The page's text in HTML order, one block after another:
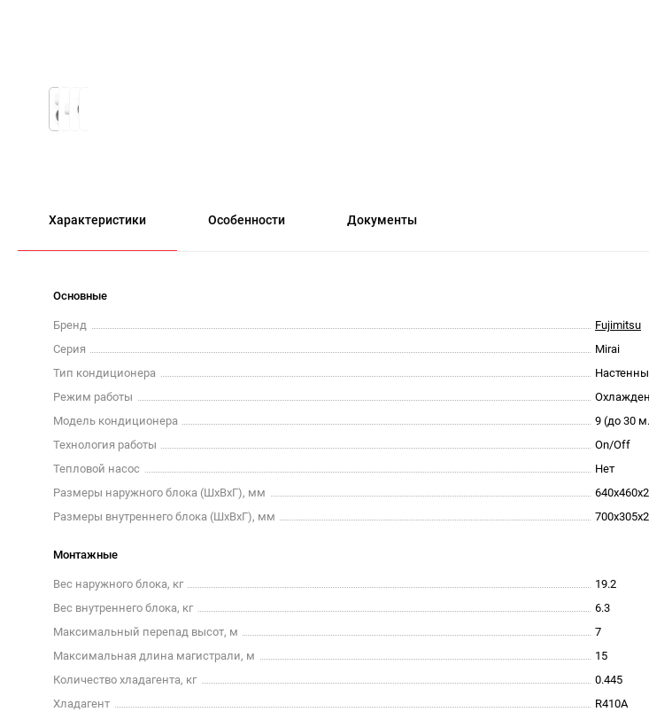
Характеристики Особенности Документы
Основные
Бренд
Fujimitsu
Серия
Mirai
Тип кондиционера
Режим работы
Модель кондиционера
9 (до 30
Технология работы
On/Off
Тепловой насос
Нет
Размеры наружного блока (ШxВxГ), мм
Размеры внутреннего блока (ШxВxГ), мм
Монтажные
Вес наружного блока, кг
19.2
Вес внутреннего блока, кг
6.3
Максимальный перепад высот, м
7
Максимальная длина магистрали, м
15
Количество хладагента, кг
0.445
Хладагент
R410A